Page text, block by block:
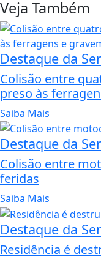
Veja Também
Destaque da
Colisão entre
preso às
Saiba Mais
Destaque da
Colisão entre
feridas
Saiba Mais
Destaque da
Residência é